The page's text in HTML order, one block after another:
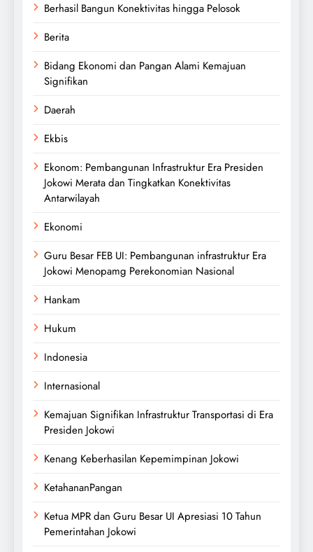
Berhasil Bangun Konektivitas hingga Pelosok
Berita
Bidang Ekonomi dan Pangan Alami Kemajuan
Signifikan
Daerah
Ekbis
Ekonom: Pembangunan Infrastruktur Era Presiden
Jokowi Merata dan Tingkatkan Konektivitas
Antarwilayah
Ekonomi
Guru Besar FEB UI: Pembangunan infrastruktur Era
Jokowi Menopamg Perekonomian Nasional
Hankam
Hukum
Indonesia
Internasional
Kemajuan Signifikan Infrastruktur Transportasi di Era
Presiden Jokowi
Kenang Keberhasilan Kepemimpinan Jokowi
KetahananPangan
Ketua MPR dan Guru Besar UI Apresiasi 10 Tahun
Pemerintahan Jokowi